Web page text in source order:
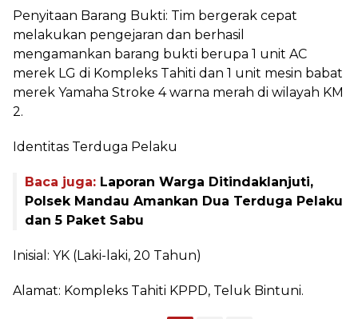
Penyitaan Barang Bukti: Tim bergerak cepat
melakukan pengejaran dan berhasil
mengamankan barang bukti berupa 1 unit AC
merek LG di Kompleks Tahiti dan 1 unit mesin babat
merek Yamaha Stroke 4 warna merah di wilayah KM
2.
Identitas Terduga Pelaku
Baca juga: Laporan Warga Ditindaklanjuti,
Polsek Mandau Amankan Dua Terduga Pelaku
dan 5 Paket Sabu
Inisial: YK (Laki-laki, 20 Tahun)
Alamat: Kompleks Tahiti KPPD, Teluk Bintuni.